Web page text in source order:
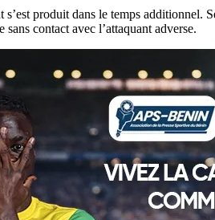
produit dans le temps
contact avec l’attaquant adverse.